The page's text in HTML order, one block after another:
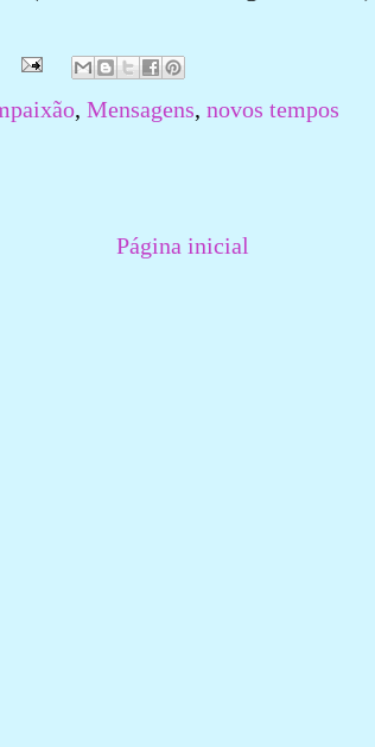
, Mensagens, novos tempos
Página inicial